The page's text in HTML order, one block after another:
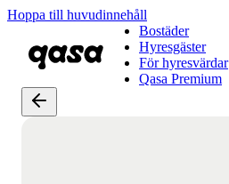
Hoppa till huvudinnehåll
Bostäder
Hyresgäster
För hyresvärdar
Qasa Premium